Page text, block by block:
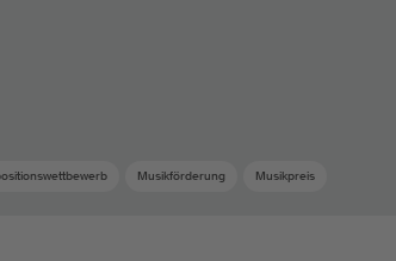
Musikförderung Musikpreis